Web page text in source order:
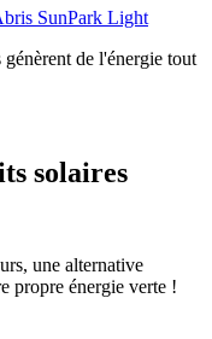
de l'énergie tout
solaires
une alternative
propre énergie verte !